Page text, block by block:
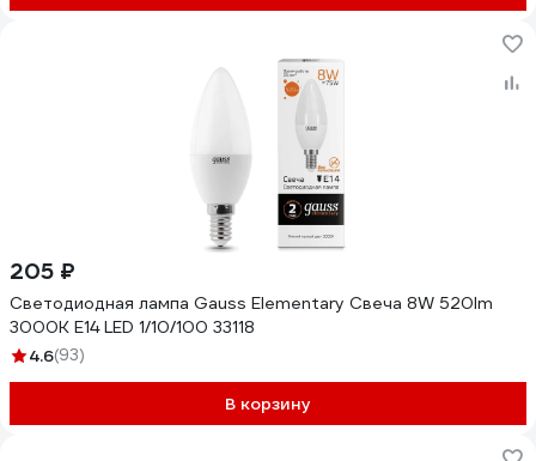
205 ₽
Светодиодная лампа Gauss Elementary Свеча 8W 520lm
3000K Е14 LED 1/10/100 33118
4.6(93)
В корзину